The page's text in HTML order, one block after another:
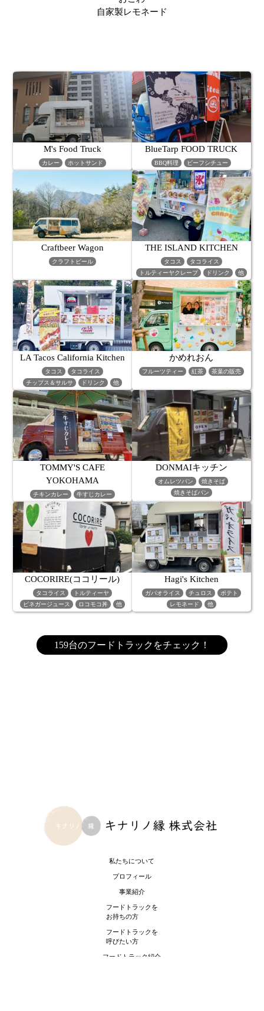
自家製レモネード
M's Food Truck
カレー ホットサンド
BlueTarp FOOD TRUCK
BBQ料理 ビーフシチュー
Craftbeer Wagon
クラフトビール
THE ISLAND KITCHEN
タコス
タコライス
トルティーヤクレープ
ドリンク 他
LA Tacos California Kitchen
タコス
タコライス
チップス＆サルサ
ドリンク 他
かめれおん
フルーツティー 紅茶 茶葉の販売
TOMMY'S CAFE
YOKOHAMA
チキンカレー 牛すじカレー
DONMAIキッチン
オムレツパン
焼きそば
焼きそばパン
COCORIRE(ココリール)
タコライス
トルティーヤ
ビネガージュース
ロコモコ丼 他
Hagi's Kitchen
ガパオライス チュロス
ポテト
レモネード
他
159台のフードトラックをチェック！
私たちについて
プロフィール
事業紹介
フードトラックを
お持ちの方
フードトラックを
呼びたい方
フードトラック紹介